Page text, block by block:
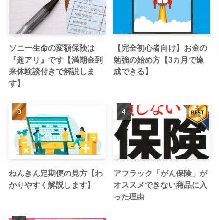
ソニー生命の変額保険は
『超アリ』です【満期金到
来体験談付きで解説しま
す】
【完全初心者向け】お金の
勉強の始め方【3カ月で達
成できる】
ねんきん定期便の見方【わ
かりやすく解説します】
アフラック「がん保険」が
オススメできない商品に入
った理由